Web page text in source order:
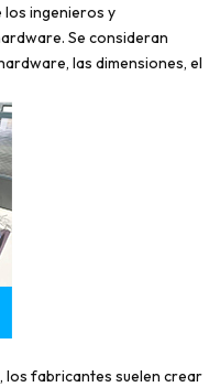
los ingenieros y
Se consideran
las dimensiones, el
los fabricantes suelen crear